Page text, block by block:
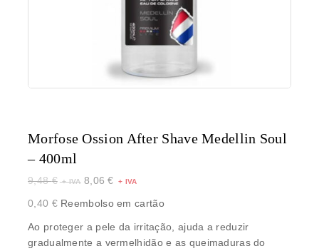
Morfose Ossion After Shave Medellin Soul
– 400ml
9,48€ 8,06€
0,40 €Reembolso em cartão
Ao proteger a pele da irritação, ajuda a reduzir
gradualmente a vermelhidão e as queimaduras do